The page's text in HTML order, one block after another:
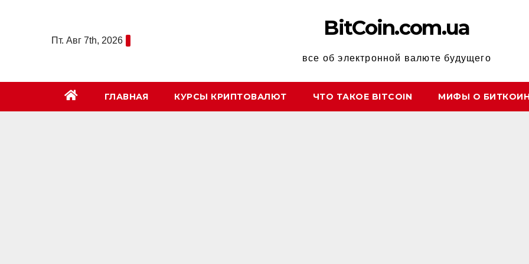
содержимомуПт. Авг 7th, 2026
BitCoin.com.ua
все об электронной валюте будущего
ГЛАВНАЯ КУРСЫ КРИПТОВАЛЮТ ЧТО ТАКОЕ BITCOIN МИФЫ О